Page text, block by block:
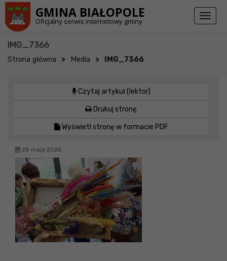
GMINA BIAŁOPOLE
Oficjalny serwis internetowy gminy
Toggle
IMG_7366
Strona główna > Media > IMG_7366
Czytaj artykuł (lektor)
Drukuj stronę
Wyświetl stronę w formacie PDF
28 maja 2026